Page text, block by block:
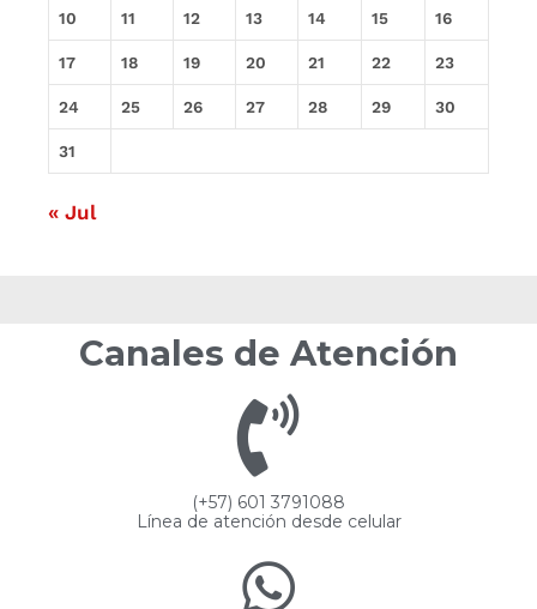
10 11 12 13 14 15 16
17 18 19 20 21 22 23
24 25 26 27 28 29 30
31
« Jul
Canales de Atención
(+57) 601 3791088
Línea de atención desde celular